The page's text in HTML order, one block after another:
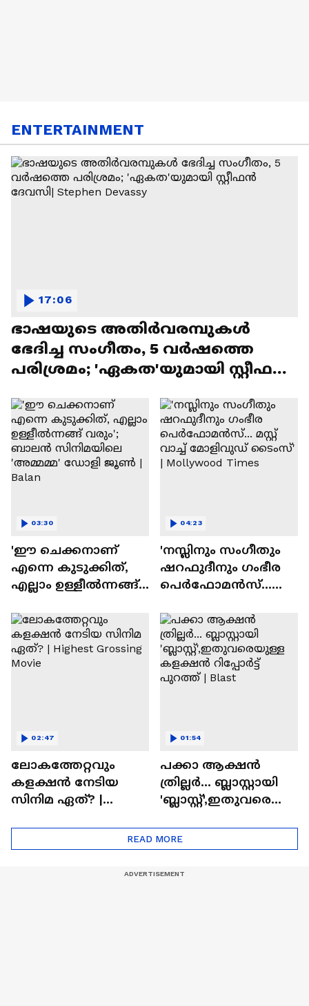
ENTERTAINMENT
ഭാഷയുടെ അതിർവരമ്പുകൾ
ഭേദിച്ച സംഗീതം, 5 വർഷത്തെ
പരിശ്രമം; 'ഏകത'യുമായി സ്റ്റീഫൻ
17:06
'ഈ ചെക്കനാണ്
എന്നെ കുടുക്കിത്,
എല്ലാം ഉള്ളീൽന്നങ്ങ്
സിനിമയിലെ
'അമ്മമ്മ' ഡോളി
ജൂൺ | Balan
03:30
'നസ്ലിനും സംഗീതും
ഷറഫുദീനും ഗംഭീര
പെർഫോമൻസ്...
ടൈംസ്' | Mollywood
Times
04:23
ലോകത്തേറ്റവും
കളക്ഷൻ നേടിയ
സിനിമ ഏത്? |
02:47
പക്കാ ആക്ഷൻ
ത്രില്ലർ... ബ്ലാസ്റ്റായി
'ബ്ലാസ്റ്റ്',ഇതുവരെയു
റിപ്പോർട്ട് പുറത്ത് |
Blast
01:54
READ MORE